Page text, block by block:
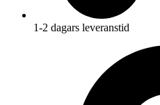
1-2 dagars leveranstid